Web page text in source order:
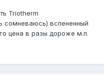
Triotherm
сомневаюсь) вспененный
цена в разы дороже м.п.